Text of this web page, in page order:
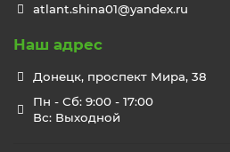
atlant.shina01@yandex.ru
Наш адрес
Донецк, проспект Мира, 38
Пн - Сб: 9:00 - 17:00
Вс: Выходной